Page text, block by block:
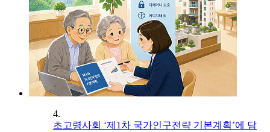
4.
초고령사회 ‘제1차 국가인구전략 기본계획’에 담